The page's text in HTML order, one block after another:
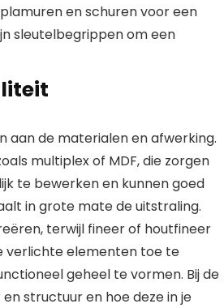
en schuren voor een
sleutelbegrippen om een
aan de materialen en afwerking.
multiplex of MDF, die zorgen
te bewerken en kunnen goed
in grote mate de uitstraling.
terwijl fineer of houtfineer
verlichte elementen toe te
geheel te vormen. Bij de
structuur en hoe deze in je